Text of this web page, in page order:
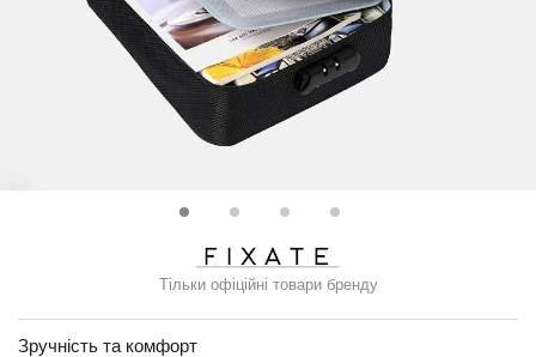
Тільки офіційні товари бренду
Зручність та комфорт